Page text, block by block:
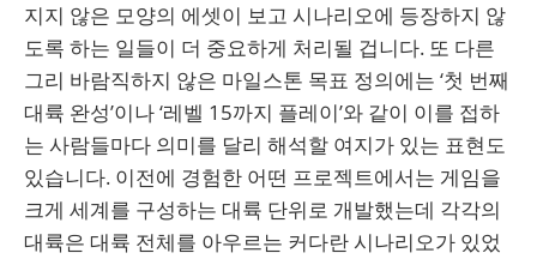
지지 않은 모양의 에셋이 보고 시나리오에 등장하지 않
도록 하는 일들이 더 중요하게 처리될 겁니다. 또 다른
그리 바람직하지 않은 마일스톤 목표 정의에는 ‘첫 번째
대륙 완성’이나 ‘레벨 15까지 플레이’와 같이 이를 접하
는 사람들마다 의미를 달리 해석할 여지가 있는 표현도
있습니다. 이전에 경험한 어떤 프로젝트에서는 게임을
크게 세계를 구성하는 대륙 단위로 개발했는데 각각의
대륙은 대륙 전체를 아우르는 커다란 시나리오가 있었